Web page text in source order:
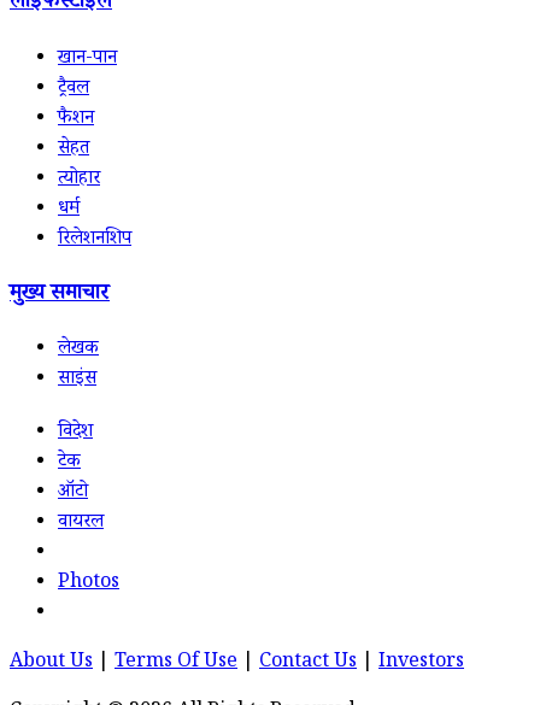
खान-पान
ट्रैवल
फैशन
सेहत
त्योहार
धर्म
रिलेशनशिप
मुख्य समाचार
लेखक
साइंस
विदेश
टेक
ऑटो
वायरल
Photos
About Us | Terms Of Use | Contact Us | Investors